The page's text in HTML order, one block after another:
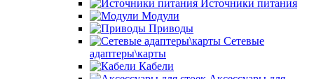
Источники питания
Модули
Приводы
Сетевые
адаптеры\карты
Кабели